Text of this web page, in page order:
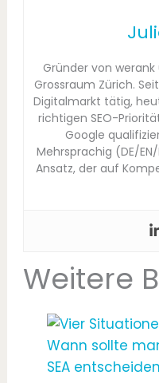
Gründer von werank
Grossraum Zürich.
Digitalmarkt tätig,
richtigen SEO-
Google
Mehrsprachig (DE/
Ansatz, der auf
Weitere